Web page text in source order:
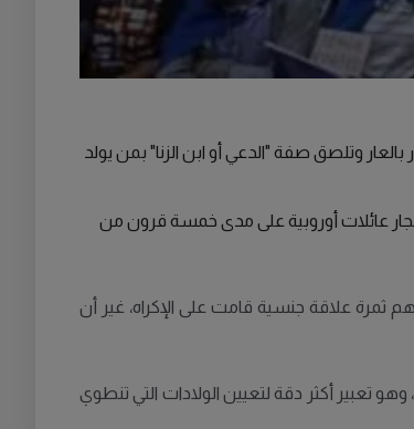
وتلصق صفة "الدعي أو ابن الزنا" بمن يولد
عائلات أوروبية على مدى خمسة قرون من
ثمرة علاقة جنسية قامت على الإكراه، غير أن
تعبير أكثر دقة لتعيين الولادات التي تنطوي